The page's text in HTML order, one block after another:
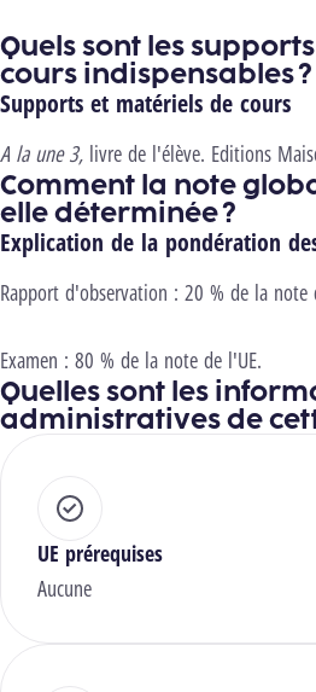
Quels sont les
cours indispensables ?
Supports et matériels de cours
A la une 3, livre de l'élève. Editions
Comment la note
elle déterminée ?
Explication de la pondération
Rapport d'observation : 20 % de la note
Examen : 80 % de la note de l'UE.
Quelles sont les
administratives de
UE prérequises
Aucune